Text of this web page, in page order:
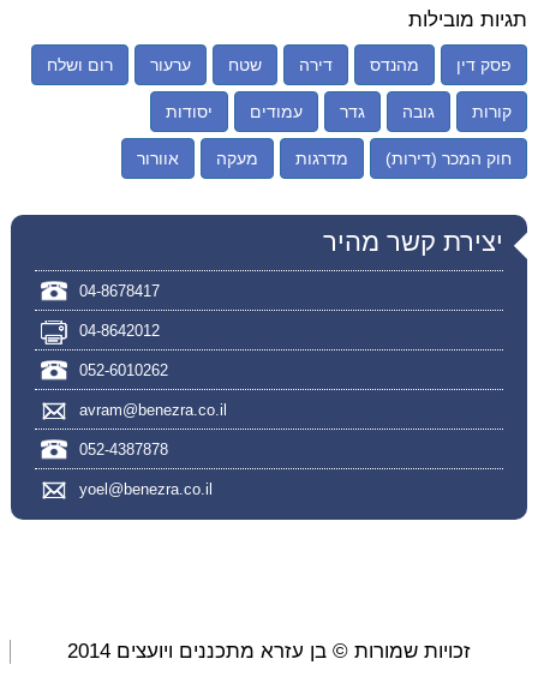
תגיות מובילות
פסק דין מהנדס דירה שטח ערעור רום ושלח
קורות גובה גדר עמודים יסודות
חוק המכר (דירות) מדרגות מעקה אוורור
יצירת קשר מהיר
04-8678417
04-8642012
052-6010262
avram@benezra.co.il
052-4387878
yoel@benezra.co.il
זכויות שמורות © בן עזרא מתכננים ויועצים 2014